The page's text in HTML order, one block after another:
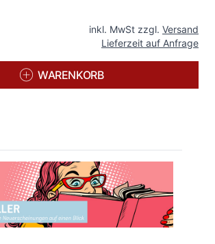
inkl. MwSt zzgl. Versand
Lieferzeit auf Anfrage
WARENKORB